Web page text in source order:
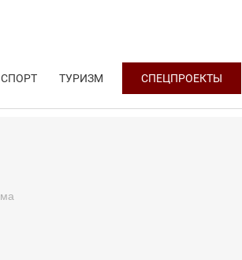
СПОРТ ТУРИЗМ СПЕЦПРОЕКТЫ